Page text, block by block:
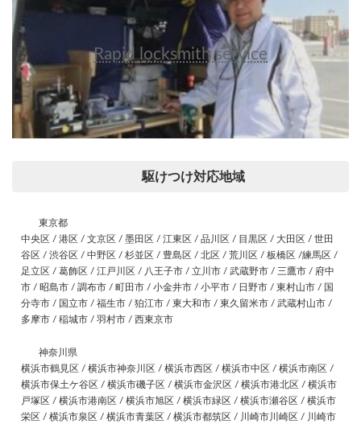
Rapid locksmith service
駆けつけ対応地域
東京都
中央区 / 港区 / 文京区 / 墨田区 / 江東区 / 品川区 / 目黒区 / 大田区 / 世田
谷区 / 渋谷区 / 中野区 / 杉並区 / 豊島区 / 北区 / 荒川区 / 板橋区 /練馬区 /
足立区 / 葛飾区 / 江戸川区 / 八王子市 / 立川市 / 武蔵野市 / 三鷹市 / 府中
市 / 昭島市 / 調布市 / 町田市 / 小金井市 / 小平市 / 日野市 / 東村山市 / 国
分寺市 / 国立市 / 福生市 / 狛江市 / 東大和市 / 東久留米市 / 武蔵村山市 /
多摩市 / 稲城市 / 羽村市 / 西東京市
神奈川県
横浜市鶴見区 / 横浜市神奈川区 / 横浜市西区 / 横浜市中区 / 横浜市南区 /
横浜市保土ケ谷区 / 横浜市磯子区 / 横浜市金沢区 / 横浜市港北区 / 横浜市
戸塚区 / 横浜市港南区 / 横浜市旭区 / 横浜市緑区 / 横浜市瀬谷区 / 横浜市
栄区 / 横浜市泉区 / 横浜市青葉区 / 横浜市都筑区 / 川崎市川崎区 / 川崎市